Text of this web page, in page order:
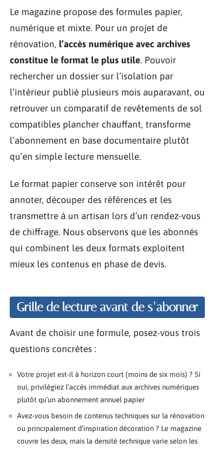
Le magazine propose des formules papier,
numérique et mixte. Pour un projet de
rénovation, l’accès numérique avec archives
constitue le format le plus utile. Pouvoir
rechercher un dossier sur l’isolation par
l’intérieur publié plusieurs mois auparavant, ou
retrouver un comparatif de revêtements de sol
compatibles plancher chauffant, transforme
l’abonnement en base documentaire plutôt
qu’en simple lecture mensuelle.
Le format papier conserve son intérêt pour
annoter, découper des références et les
transmettre à un artisan lors d’un rendez-vous
de chiffrage. Nous observons que les abonnés
qui combinent les deux formats exploitent
mieux les contenus en phase de devis.
Grille de lecture avant de s’abonner
Avant de choisir une formule, posez-vous trois
questions concrètes :
Votre projet est-il à horizon court (moins de six mois) ? Si
oui, privilégiez l’accès immédiat aux archives numériques
plutôt qu’un abonnement annuel papier
Avez-vous besoin de contenus techniques sur la rénovation
ou principalement d’inspiration décoration ? Le magazine
couvre les deux, mais la densité technique varie selon les